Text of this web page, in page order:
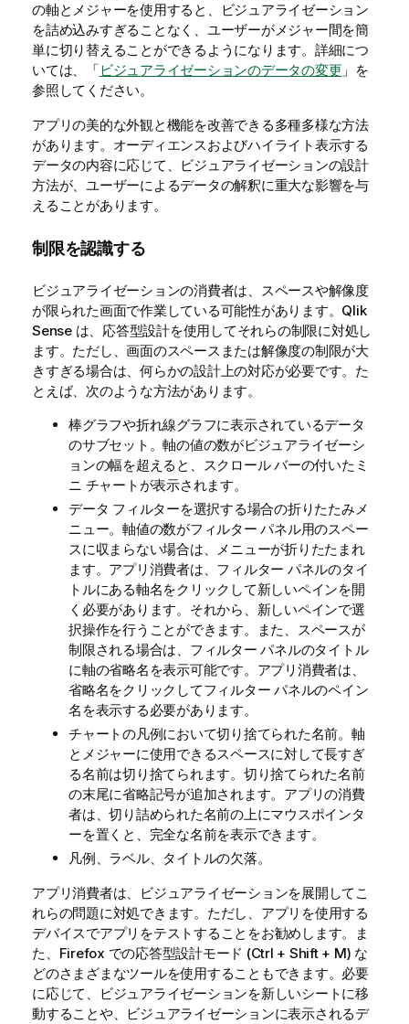
の軸とメジャーを使用すると、ビジュアライゼーション
を詰め込みすぎることなく、ユーザーがメジャー間を簡
単に切り替えることができるようになります。詳細につ
いては、「ビジュアライゼーションのデータの変更 」を
参照してください。
アプリの美的な外観と機能を改善できる多種多様な方法
があります。オーディエンスおよびハイライト表示する
データの内容に応じて、ビジュアライゼーションの設計
方法が、ユーザーによるデータの解釈に重大な影響を与
えることがあります。
制限を認識する
ビジュアライゼーションの消費者は、スペースや解像度
が限られた画面で作業している可能性があります。 Qlik
Senseは、応答型設計を使用してそれらの制限に対処し
ます。ただし、画面のスペースまたは解像度の制限が大
きすぎる場合は、何らかの設計上の対応が必要です。た
とえば、次のような方法があります。
棒グラフや折れ線グラフに表示されているデータ
のサブセット。軸の値の数がビジュアライゼーシ
ョンの幅を超えると、スクロール バーの付いたミ
ニ チャートが表示されます。
データ フィルターを選択する場合の折りたたみメ
ニュー。軸値の数がフィルター パネル用のスペー
スに収まらない場合は、メニューが折りたたまれ
ます。アプリ消費者は、フィルター パネルのタイ
トルにある軸名をクリックして新しいペインを開
く必要があります。それから、新しいペインで選
択操作を行うことができます。また、スペースが
制限される場合は、フィルター パネルのタイトル
に軸の省略名を表示可能です。アプリ消費者は、
省略名をクリックしてフィルター パネルのペイン
名を表示する必要があります。
チャートの凡例において切り捨てられた名前。軸
とメジャーに使用できるスペースに対して長すぎ
る名前は切り捨てられます。切り捨てられた名前
の末尾に省略記号が追加されます。アプリの消費
者は、切り詰められた名前の上にマウスポインタ
ーを置くと、完全な名前を表示できます。
凡例、ラベル、タイトルの欠落。
アプリ消費者は、ビジュアライゼーションを展開してこ
れらの問題に対処できます。ただし、アプリを使用する
デバイスでアプリをテストすることをお勧めします。ま
た、 Firefox での応答型設計モード (Ctrl + Shift + M) な
どのさまざまなツールを使用することもできます。必要
に応じて、ビジュアライゼーションを新しいシートに移
動することや、ビジュアライゼーションに表示されるデ